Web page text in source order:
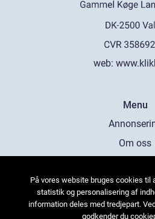
web:
Menu
Om oss
Kontakta
Sitemap
På vores website bruges cookies til
statistik og personalisering af
information deles med tredjepart.
godkender du